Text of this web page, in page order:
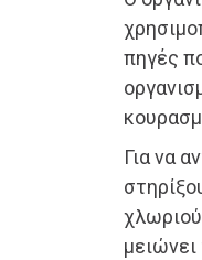
πηγές
Για να